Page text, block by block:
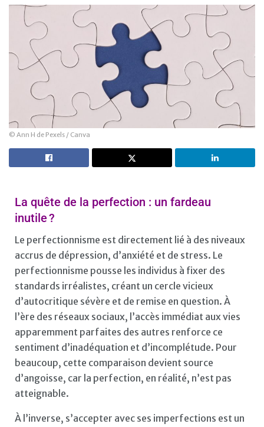
© Ann H de Pexels / Canva
La quête de la perfection : un fardeau
inutile ?
Le perfectionnisme est directement lié à des niveaux
accrus de dépression, d’anxiété et de stress. Le
perfectionnisme pousse les individus à fixer des
standards irréalistes, créant un cercle vicieux
d’autocritique sévère et de remise en question. À
l’ère des réseaux sociaux, l’accès immédiat aux vies
apparemment parfaites des autres renforce ce
sentiment d’inadéquation et d’incomplétude. Pour
beaucoup, cette comparaison devient source
d’angoisse, car la perfection, en réalité, n’est pas
atteignable.
À l’inverse, s’accepter avec ses imperfections est un